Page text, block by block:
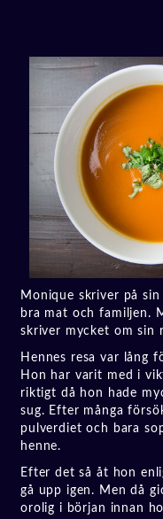
Monique skriver på sin
bra mat och familjen.
skriver mycket om sin
Hennes resa var lång
Hon har varit med i
riktigt då hon hade
sug. Efter många
pulverdiet och bara
henne.
Efter det så åt hon
gå upp igen. Men då
orolig i början innan